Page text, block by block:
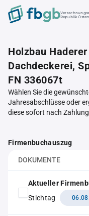
Republik
Holzbau
Dachdeckerei,
FN 336067t
Wählen Sie die
Jahresabschlüsse oder
diese sofort nach
Firmenbuchauszug
DOKUMENTE
Aktueller
Stichtag